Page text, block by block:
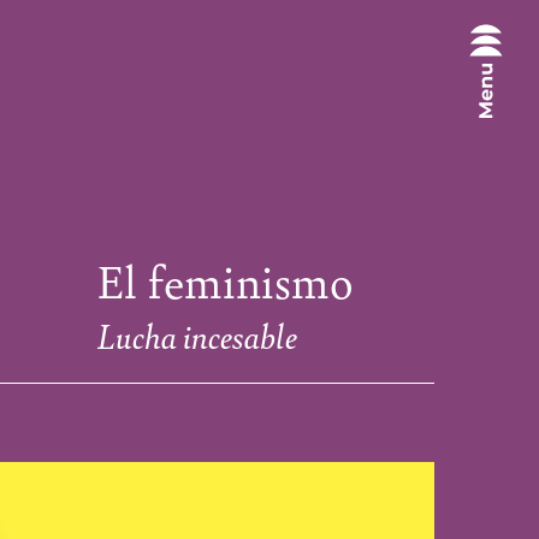
El feminismo
Lucha incesable